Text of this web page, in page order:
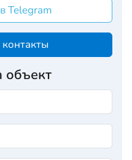
Telegram
объект